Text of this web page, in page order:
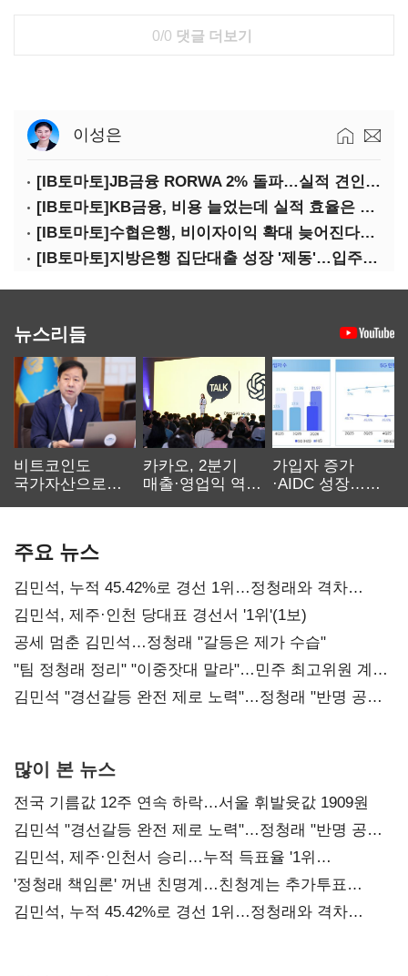
0/0 댓글 더보기
이성은
[IB토마토]JB금융 RORWA 2% 돌파…실적 견인은 은행 아닌 캐피탈
[IB토마토]KB금융, 비용 늘었는데 실적 효율은 개선…증권 호황 효과
[IB토마토]수협은행, 비이자이익 확대 늦어진다…공모운용사 인가 연말로
[IB토마토]지방은행 집단대출 성장 '제동'…입주절벽에 반사이익도 희박
뉴스리듬
비트코인도
국가자산으로…'
카카오, 2분기
매출·영업익 역대
가입자 증가
·AIDC 성장…
주요 뉴스
김민석, 누적 45.42%로 경선 1위…정청래와 격차
0.86%p(2보)
김민석, 제주·인천 당대표 경선서 '1위'(1보)
공세 멈춘 김민석…정청래 "갈등은 제가 수습"
"팀 정청래 정리" "이중잣대 말라"…민주 최고위원 계파
다툼 격화
김민석 "경선갈등 완전 제로 노력"…정청래 "반명 공세
많이 본 뉴스
전국 기름값 12주 연속 하락…서울 휘발윳값 1909원
김민석 "경선갈등 완전 제로 노력"…정청래 "반명 공세
사과부터"
김민석, 제주·인천서 승리…누적 득표율 '1위
탈환'(종합)
'정청래 책임론' 꺼낸 친명계…친청계는 추가투표
때리기
김민석, 누적 45.42%로 경선 1위…정청래와 격차